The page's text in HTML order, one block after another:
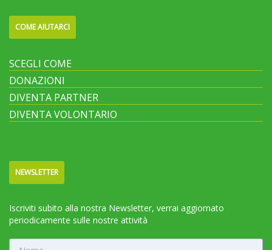
COME AIUTARCI
SCEGLI COME
DONAZIONI
DIVENTA PARTNER
DIVENTA VOLONTARIO
NEWSLETTER
Iscriviti subito alla nostra Newsletter, verrai aggiornato
periodicamente sulle nostre attività